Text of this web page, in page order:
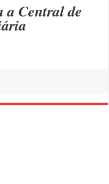
a Central de